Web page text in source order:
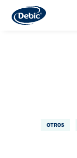
main
OTROS